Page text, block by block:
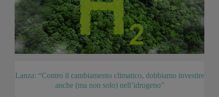
Lanza: “Contro il cambiamento climatico, dobbiamo investire
anche (ma non solo) nell’idrogeno”